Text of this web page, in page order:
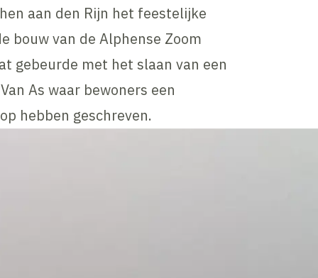
aan den Rijn het feestelijke
bouw van de Alphense Zoom
gebeurde met het slaan van een
As waar bewoners een
hebben geschreven.